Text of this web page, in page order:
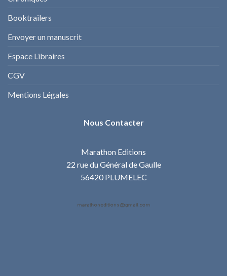
Booktrailers
Envoyer un manuscrit
Espace Libraires
CGV
Mentions Légales
Nous Contacter
Marathon Editions
22 rue du Général de Gaulle
56420 PLUMELEC